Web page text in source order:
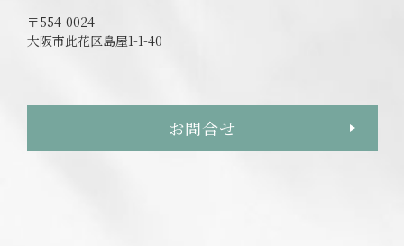
〒554-0024
大阪市此花区島屋1-1-40
お問合せ